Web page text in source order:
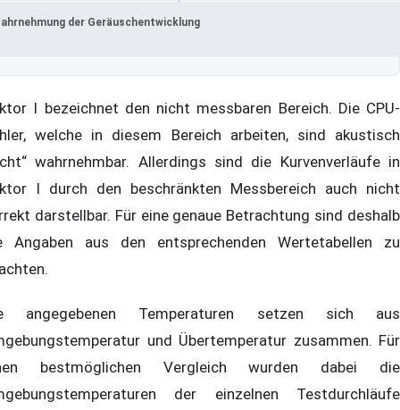
der Geräuschentwicklung
I bezeichnet den nicht messbaren Bereich. Die CPU-
welche in diesem Bereich arbeiten, sind akustisch
wahrnehmbar. Allerdings sind die Kurvenverläufe in
I durch den beschränkten Messbereich auch nicht
darstellbar. Für eine genaue Betrachtung sind deshalb
Angaben aus den entsprechenden Wertetabellen zu
angegebenen Temperaturen setzen sich aus
und Übertemperatur zusammen. Für
bestmöglichen Vergleich wurden dabei die
der einzelnen Testdurchläufe